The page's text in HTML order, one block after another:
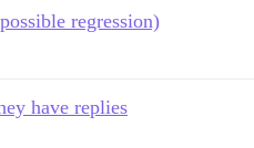
regression)
have replies